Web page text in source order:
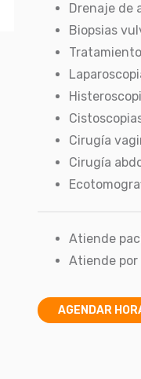
Drenaje de
Biopsias
Cirugía
Cirugía
Atiende
Atiende por
AGENDAR